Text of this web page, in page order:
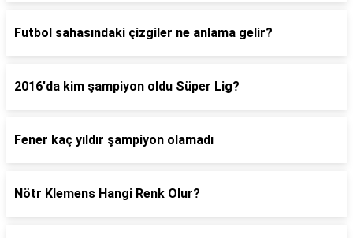
Futbol sahasındaki çizgiler ne anlama gelir?
2016'da kim şampiyon oldu Süper Lig?
Fener kaç yıldır şampiyon olamadı
Nötr Klemens Hangi Renk Olur?